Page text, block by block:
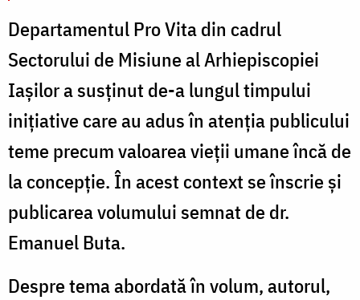
Departamentul Pro Vita din cadrul
Sectorului de Misiune al Arhiepiscopiei
Iașilor a susținut de-a lungul timpului
inițiative care au adus în atenția publicului
teme precum valoarea vieții umane încă de
la concepție. În acest context se înscrie și
publicarea volumului semnat de dr.
Emanuel Buta.
Despre tema abordată în volum, autorul,